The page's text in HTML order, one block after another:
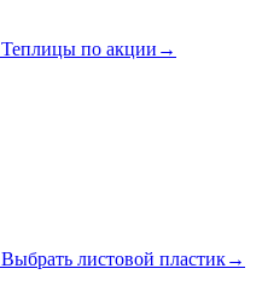
Теплицы по акции →
Выбрать листовой пластик→